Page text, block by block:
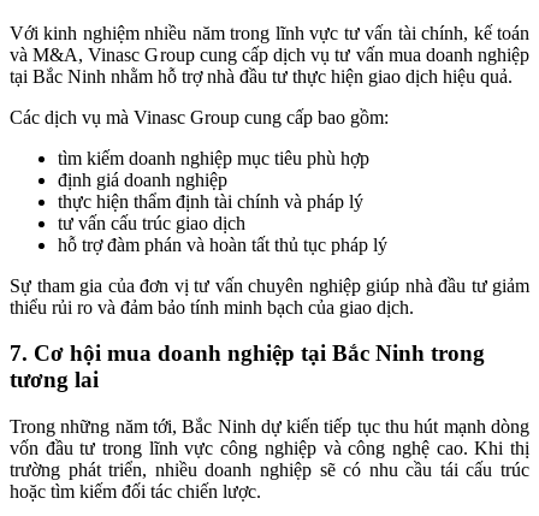
Với kinh nghiệm nhiều năm trong lĩnh vực tư vấn tài chính, kế toán
và M&A, Vinasc Group cung cấp dịch vụ tư vấn mua doanh nghiệp
tại Bắc Ninh nhằm hỗ trợ nhà đầu tư thực hiện giao dịch hiệu quả.
Các dịch vụ mà Vinasc Group cung cấp bao gồm:
tìm kiếm doanh nghiệp mục tiêu phù hợp
định giá doanh nghiệp
thực hiện thẩm định tài chính và pháp lý
tư vấn cấu trúc giao dịch
hỗ trợ đàm phán và hoàn tất thủ tục pháp lý
Sự tham gia của đơn vị tư vấn chuyên nghiệp giúp nhà đầu tư giảm
thiểu rủi ro và đảm bảo tính minh bạch của giao dịch.
7. Cơ hội mua doanh nghiệp tại Bắc Ninh trong
tương lai
Trong những năm tới, Bắc Ninh dự kiến tiếp tục thu hút mạnh dòng
vốn đầu tư trong lĩnh vực công nghiệp và công nghệ cao. Khi thị
trường phát triển, nhiều doanh nghiệp sẽ có nhu cầu tái cấu trúc
hoặc tìm kiếm đối tác chiến lược.